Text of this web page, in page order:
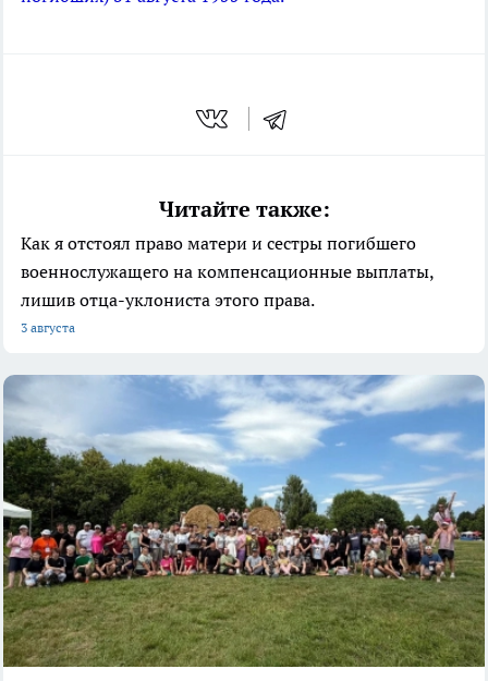
Читайте также:
Как я отстоял право матери и сестры погибшего
военнослужащего на компенсационные выплаты,
лишив отца-уклониста этого права.
3 августа